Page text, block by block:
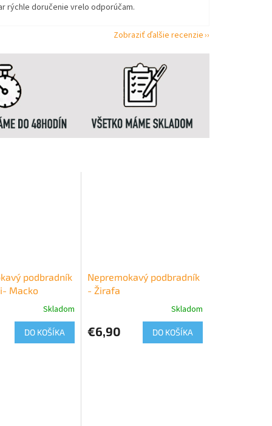
podbradník
Macko
Skladom
DO KOŠÍKA
Nepremokavý podbradník
- Žirafa
Skladom
€6,90 DO KOŠÍKA
rýchle doručenie vrelo odporúčam.
Zobraziť ďalšie recenzie